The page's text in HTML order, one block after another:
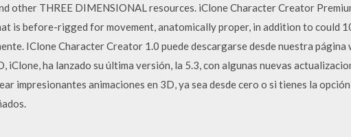
other THREE DIMENSIONAL resources. iClone Character Creator
is before-rigged for movement, anatomically proper, in addition to could
IClone Character Creator 1.0 puede descargarse desde nuestra página
iClone, ha lanzado su última versión, la 5.3, con algunas nuevas
impresionantes animaciones en 3D, ya sea desde cero o si tienes la